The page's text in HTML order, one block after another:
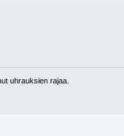
uhrauksien rajaa.